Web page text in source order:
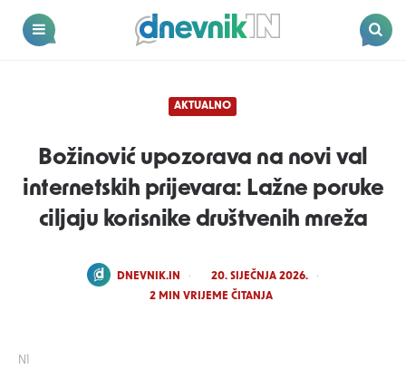
Dnevnik.in
N1
AKTUALNO
Božinović upozorava na novi val
internetskih prijevara: Lažne poruke
ciljaju korisnike društvenih mreža
POSTED
DNEVNIK.IN
20. SIJEČNJA 2026.
2 MIN VRIJEME ČITANJA